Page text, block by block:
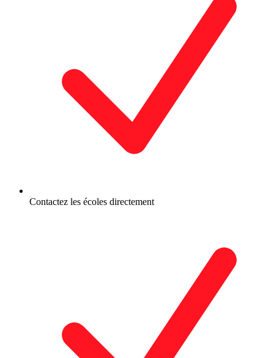
Contactez les écoles directement